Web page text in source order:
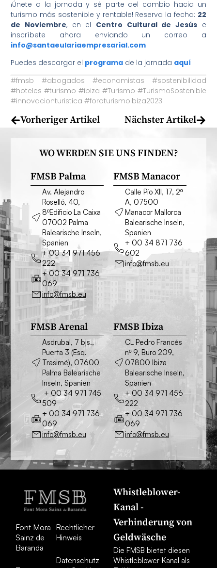
¡Únete a la jornada y sé parte del cambio hacia un
turismo más sostenible y rentable! Reserva la fecha: 22
de Noviembre, en el Centro Cultural de Jesúse
inscríbete ahora enviando un correo a
info@santaeulariaempresarial.com
Puedes descargar el programa de la jornada aquí
#fmsb #abogados #economistas #sostenibilidad
#hoteles #turismo #ibiza #Turismo #TurismoSostenible
#innovacionturistica #foroturismoibiza2023
Vorheriger Artikel Nächster Artikel
WO WERDEN SIE UNS FINDEN?
FMSB Palma
Av. Alejandro
Roselló, 40,
8ºEdificio La Caixa
07002 Palma
Balearische Inseln,
Spanien
+ 00 34 971 456
222
+ 00 34 971 736
069
info@fmsb.eu
FMSB Manacor
Calle Pío XII, 17, 2º
A, 07500
Manacor Mallorca
Balearische Inseln,
Spanien
+ 00 34 871 736
602
info@fmsb.eu
FMSB Arenal
Asdrubal, 7 bjs.,
Puerta 3 (Esq.
Trasimé), 07600
Palma Balearische
Inseln, Spanien
+ 00 34 971 745
509
+ 00 34 971 736
069
info@fmsb.eu
FMSB Ibiza
CL Pedro Francés
nº 9, Büro 209,
07800 Ibiza
Balearische Inseln,
Spanien
+ 00 34 971 456
222
+ 00 34 971 736
069
info@fmsb.eu
Font Mora
Sainz de
Baranda
Rechtlicher
Hinweis
Datenschutz
Whistleblower-
Kanal -
Verhinderung von
Geldwäsche
Die FMSB bietet diesen
Whistleblower-Kanal als